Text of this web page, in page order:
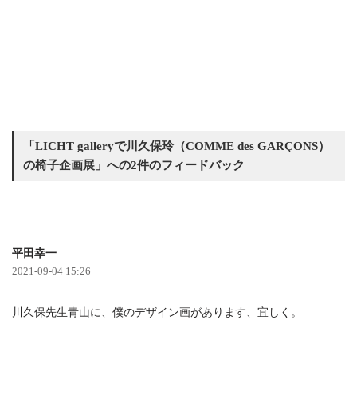
「LICHT galleryで川久保玲（COMME des GARÇONS）
の椅子企画展」への2件のフィードバック
平田幸一
2021-09-04 15:26
川久保先生青山に、僕のデザイン画があります、宜しく。